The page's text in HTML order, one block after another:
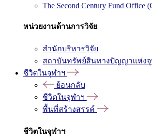
The Second Century Fund Office
หน่วยงานด้านการวิจัย
สำนักบริหารวิจัย
สถาบันทรัพย์สินทางปัญญาแห่งจุ
ชีวิตในจุฬาฯ
ย้อนกลับ
ชีวิตในจุฬาฯ
พื้นที่สร้างสรรค์
ชีวิตในจุฬาฯ